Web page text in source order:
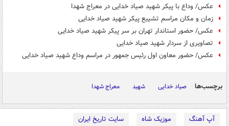
عکس/ وداع با پیکر شهید صیاد خدایی در معراج شهدا
زمان و مکان مراسم تشییع پیکر شهید صیاد خدایی
عکس/ حضور استاندار تهران بر سر پیکر شهید صیاد خدایی
تصاویری از سردار شهید صیاد خدایی
عکس/ حضور معاون اول رئیس جمهور در مراسم وداع شهید صیاد خدایی
برچسب‌ها صیاد خدایی شهید معراج شهدا
آپ آهنگ موزیک شاه
سایت تاریخ ایران